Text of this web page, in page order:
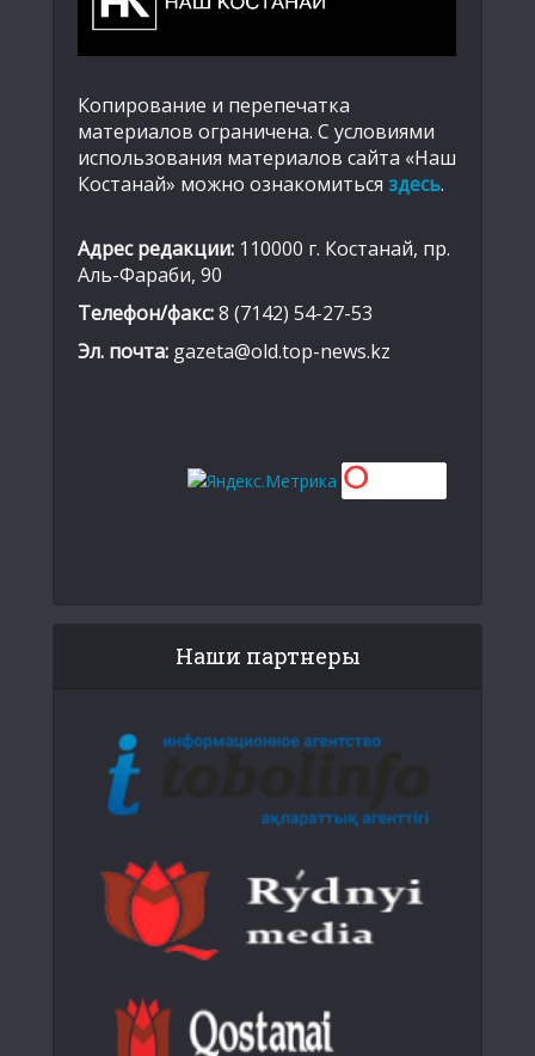
Копирование и перепечатка
материалов ограничена. С условиями
использования материалов сайта «Наш
Костанай» можно ознакомиться здесь.
Адрес редакции: 110000 г. Костанай, пр.
Аль-Фараби, 90
Телефон/факс:8 (7142) 54-27-53
Эл. почта: gazeta@old.top-news.kz
Наши партнеры